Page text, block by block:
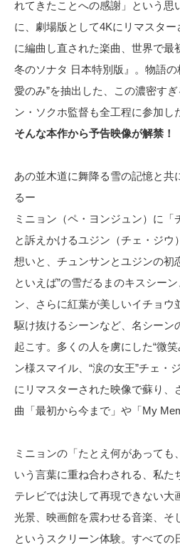
れてきたことへの感謝」という思
に、劇場版として4Kにリマスタ
に編曲し直された楽曲、世界で最
冬のソナタ 日本特別版』。物語
愛のみ”を抽出した、この濃密す
ン・ソクホ監督も全工程に参加し
そんな本作から予告映像が解禁！
あの並木道に舞降る雪の記憶と共
るー
ミニョン（ペ・ヨンジュン）に「
と訴えかけるユジン（チェ・ジウ
想いと、チュンサンとユジンの初
といえば”の雪だるまのキスシー
ン、さらに紅葉が美しいイチョウ
駆け抜けるシーンなど、名シーン
起こす。多くの人を虜にした“微
ン様スマイル、“涙の女王”チェ・
にリマスターされた映像で蘇り、
曲「最初から今まで」や「My
ミニョンの「たとえ何があっても
いう言葉に重ね合わされる、私た
テレビでは決して再現できない大
光景、映画館を震わせる音楽、そ
というスクリーン体験。すべての